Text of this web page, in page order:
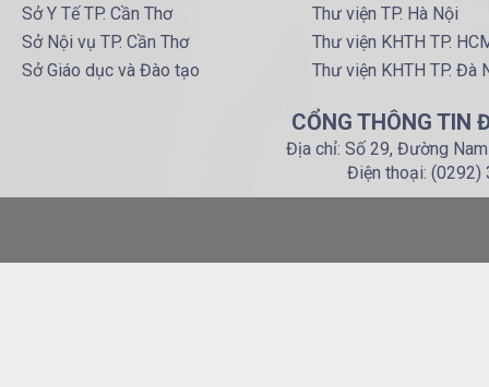
Sở Y Tế TP. Cần Thơ
Sở Nội vụ TP. Cần Thơ
Sở Giáo dục và Đào tạo
Thư viện TP. Hà Nội
Thư viện KHTH TP.
Thư viện KHTH TP. Đà
CỔNG THÔNG TIN
Địa chỉ: Số 29, Đường
Điện thoại: (0292)